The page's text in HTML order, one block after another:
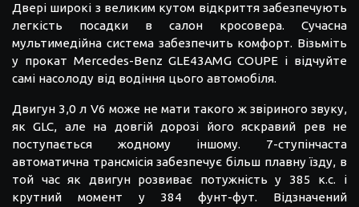
Двері широкі з великим кутом відкриття забезпечують
легкість посадки в салон кросовера. Сучасна
мультимедійна система забезпечить комфорт. Візьміть
у прокат Mercedes-Benz GLE43AMG COUPE і відчуйте
самі насолоду від водіння цього автомобіля.
Двигун 3,0 л V6 може не мати такого ж звіриного звуку,
як GLC, але на довгій дорозі його яскравий рев не
поступається жодному іншому. 7-ступінчаста
автоматична трансмісія забезпечує більш плавну їзду, в
той час як двигун розвиває потужність у 385 к.с. і
крутний момент у 384 фунт-фут. Відзначений